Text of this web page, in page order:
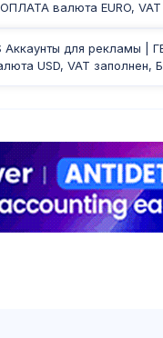
валюта EURO,
Аккаунты для рекламы |
USD, VAT заполнен,